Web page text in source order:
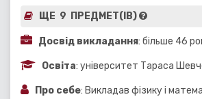
ЩЕ 9 ПРЕДМЕТ(ІВ)
Досвід викладання: більше 46
Освіта: університет Тараса
Про себе: Викладав фізику і